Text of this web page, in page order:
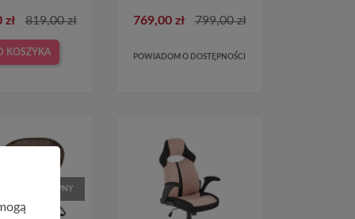
zł 819,00 zł
KOSZYKA
769,00 zł 799,00 zł
POWIADOM O DOSTĘPNOŚCI
NIEDOSTĘPNY